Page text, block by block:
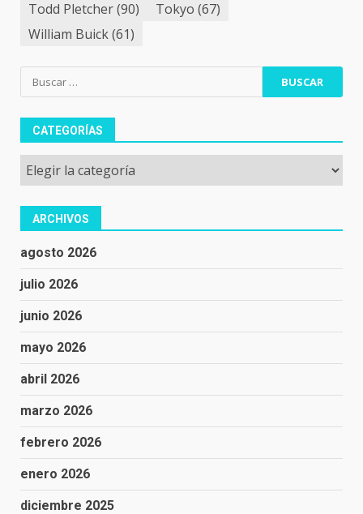
Todd Pletcher(90) Tokyo (67)
William Buick(61)
Buscar:
CATEGORÍAS
Categorías
ARCHIVOS
agosto 2026
julio 2026
junio 2026
mayo 2026
abril 2026
marzo 2026
febrero 2026
enero 2026
diciembre 2025